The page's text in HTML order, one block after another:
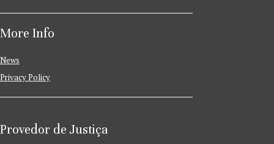
More Info
News
Privacy Policy
Provedor de Justiça